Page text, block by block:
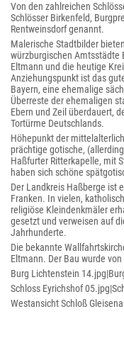
Von den zahlreichen
Schlösser Birkenfeld,
Rentweinsdorf genannt.
Malerische Stadtbilder
würzburgischen Amtsstädte
Eltmann und die heutige
Anziehungspunkt ist das
Bayern, eine ehemalige
Überreste der ehemaligen
Ebern und Zeil überdauert,
Tortürme Deutschlands.
Höhepunkt der
prächtige gotische,
Haßfurter Ritterkapelle, mit
haben sich schöne
Der Landkreis Haßberge ist
Franken. In vielen,
religiöse Kleindenkmäler
gesetzt und verweisen auf
Jahrhunderte.
Die bekannte
Eltmann. Der Bau wurde
Burg Lichtenstein
Schloss Eyrichshof
Westansicht Schloß